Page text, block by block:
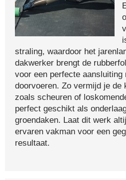
straling, waardoor het
dakwerker brengt de
voor een perfecte aansluiting
doorvoeren. Zo vermijd je de
zoals scheuren of
perfect geschikt als
groendaken. Laat dit werk
ervaren vakman voor een
resultaat.